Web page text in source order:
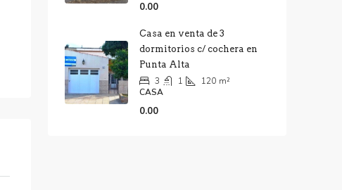
0.00
Casa en venta de 3
dormitorios c/ cochera en
Punta Alta
3 1 120 m²
CASA
0.00